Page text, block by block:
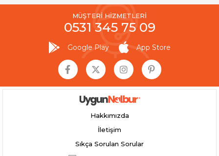
MÜŞTERİ HİZMETLERİ
0531 345 75 09
Google Play App Store
Hakkımızda
İletişim
Sıkça Sorulan Sorular